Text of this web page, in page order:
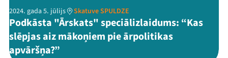
2024. gada 5. jūlijs Skatuve SPULDZE
Podkāsta "Ārskats" speciālizlaidums: “Kas
slēpjas aiz mākoņiem pie ārpolitikas
apvāršņa?”